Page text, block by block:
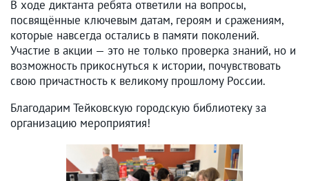
В ходе диктанта ребята ответили на вопросы,
посвящённые ключевым датам, героям и сражениям,
которые навсегда остались в памяти поколений.
Участие в акции — это не только проверка знаний, но и
возможность прикоснуться к истории, почувствовать
свою причастность к великому прошлому России.
Благодарим Тейковскую городскую библиотеку за
организацию мероприятия!